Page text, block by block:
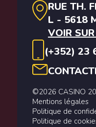
RUE TH.
L - 5618
VOIR
(+352) 23
©2026 CASINO
Mentions légales
Politique de
Politique de